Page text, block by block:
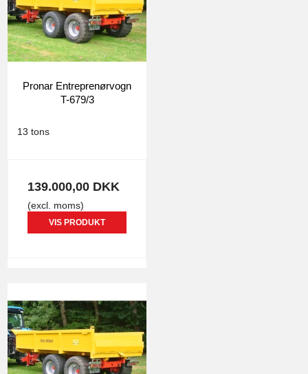
Pronar Entreprenørvogn
T-679/3
13 tons
139.000,00 DKK
(excl. moms)
VIS PRODUKT